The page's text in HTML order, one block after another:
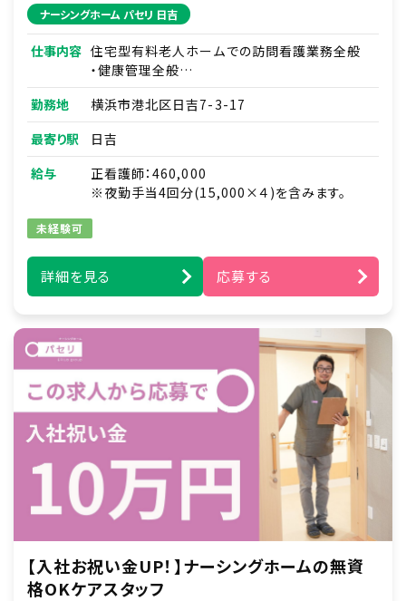
ナーシングホーム パセリ 日吉
仕事内容 住宅型有料老人ホームでの訪問看護業務全般
・健康管理全般
・薬の管理
・主治医の指示に基づく在宅医療処置
（経管栄養、吸引、吸入、血糖値チェック、インスリ
ン対応、HOT管理 など）
・緊急時の対応（主治医・ご家族・ホーム長への
報告連絡、救急対応）
・ご家族との信頼関係づくり（生活〈ケア〉プラン、
ターミナルケア）
・上記に付随する記録、申し送り業務、各種ミー
ティング、懇談会 等
・介護スタッフとの連携（協力、支援、介護業務あ
り）
勤務地
横浜市港北区日吉7-3-17
最寄り駅
日吉
給与
正看護師：460,000
※夜勤手当4回分(15,000×４)を含みます。
未経験可
詳細を見る 応募する
【入社お祝い金UP！】ナーシングホームの無資
格OKケアスタッフ